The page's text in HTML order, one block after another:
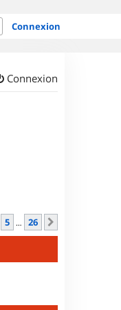
Connexion
Connexion
5 … 26